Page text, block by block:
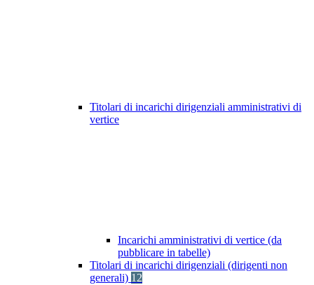
Titolari di incarichi dirigenziali amministrativi di
vertice
Incarichi amministrativi di vertice (da
pubblicare in tabelle)
Titolari di incarichi dirigenziali (dirigenti non
generali) 12